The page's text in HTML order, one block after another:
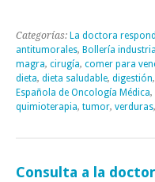
Categorías: La doctora
antitumorales, Bollería industrial
magra, cirugía, comer para
dieta, dieta saludable, digestión,
Española de Oncología Médica,
quimioterapia, tumor, verduras,
Consulta a la